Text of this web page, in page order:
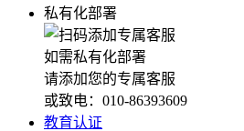
私有化部署
如需私有化部署
请添加您的专属客服
或致电：010-86393609
教育认证